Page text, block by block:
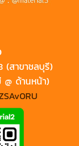
(สาขาชลบุรี)
ด้านหน้า)